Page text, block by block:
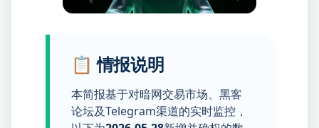
📋 情报说明
本简报基于对暗网交易市场、黑客
论坛及Telegram渠道的实时监控，